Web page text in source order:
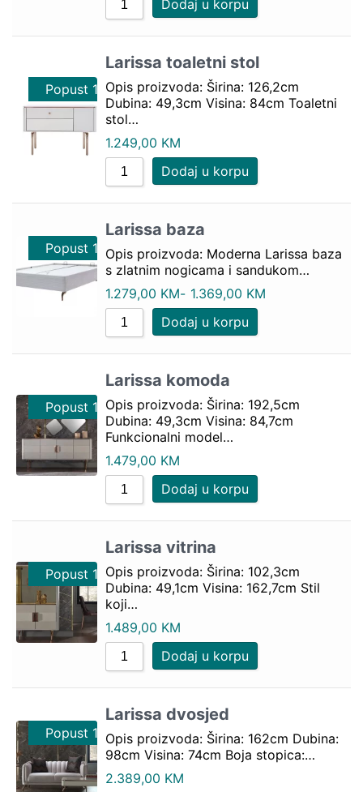
Dodaj u korpu
Popust 10%
Larissa toaletni stol
Opis proizvoda: Širina: 126,2cm
Dubina: 49,3cm Visina: 84cm Toaletni
stol…
1.249,00 KM
Dodaj u korpu
Popust 10%
Popust 10%
Larissa baza
Opis proizvoda: Moderna Larissa baza
s zlatnim nogicama i sandukom…
1.279,00 KM- 1.369,00 KM
Dodaj u korpu
Popust 10%
Larissa komoda
Opis proizvoda: Širina: 192,5cm
Dubina: 49,3cm Visina: 84,7cm
Funkcionalni model…
1.479,00 KM
Dodaj u korpu
Popust 10%
Larissa vitrina
Opis proizvoda: Širina: 102,3cm
Dubina: 49,1cm Visina: 162,7cm Stil
koji…
1.489,00 KM
Dodaj u korpu
Popust 10%
Popust 10%
Larissa dvosjed
Opis proizvoda: Širina: 162cm Dubina:
98cm Visina: 74cm Boja stopica:…
2.389,00 KM